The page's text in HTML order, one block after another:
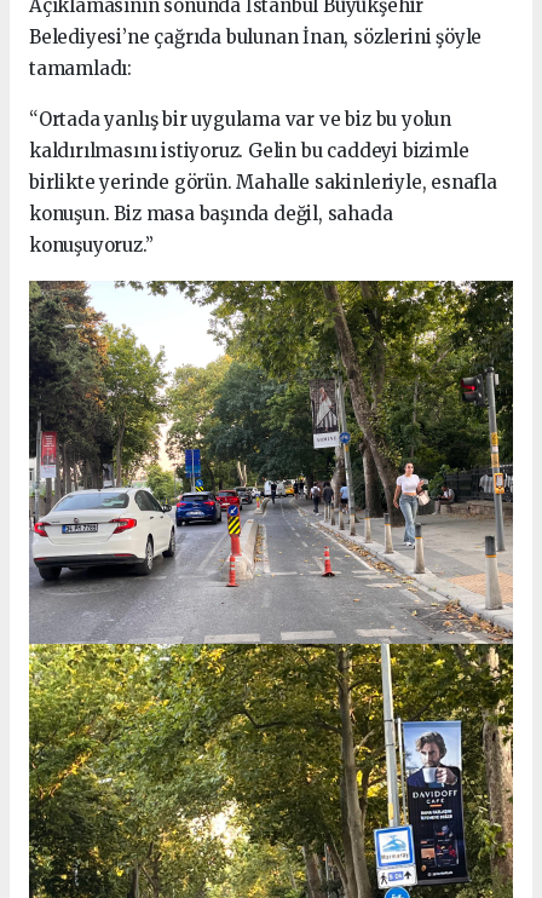
Açıklamasının sonunda İstanbul Büyükşehir
Belediyesi’ne çağrıda bulunan İnan, sözlerini şöyle
tamamladı:
“Ortada yanlış bir uygulama var ve biz bu yolun
kaldırılmasını istiyoruz. Gelin bu caddeyi bizimle
birlikte yerinde görün. Mahalle sakinleriyle, esnafla
konuşun. Biz masa başında değil, sahada
konuşuyoruz.”